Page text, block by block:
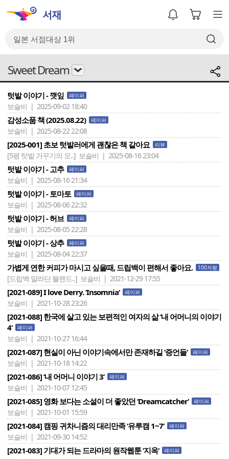
Sweet Dream
텃밭 이야기 - 깻잎 페이퍼
보슬비 | 2025-09-02 18:40
감성소품 책 (2025.08.22) 페이퍼
보슬비 | 2025-08-22 22:08
[2025-001] 초보 텃밭러에게 괜찮은 책 같아요 리뷰
[5평 텃밭 가꾸기의 모..] 보슬비 | 2025-08-16 23:04
텃밭 이야기 - 고추 페이퍼
보슬비 | 2025-08-16 21:34
텃밭 이야기 - 토마토 페이퍼
보슬비 | 2025-08-06 22:32
텃밭 이야기 - 허브 페이퍼
보슬비 | 2025-08-05 22:28
텃밭 이야기 - 상추 페이퍼
보슬비 | 2025-08-04 22:37
가볍게 연한 커피가 마시고 싶을때, 드립백이 편해서 좋아요. 100자평
[드립백 알라딘 블렌드..] 보슬비 | 2021-12-29 17:55
[2021-089] I love Derry. ‘Insomnia‘ 페이퍼
보슬비 | 2021-10-28 23:26
[2021-088] 한국에 살고 있는 보편적인 여자의 삶 ‘내 어머니의 이야기
4‘
페이퍼
보슬비 | 2021-10-27 16:44
[2021-087] 현실이 아닌 이야기속에서만 존재하길 ‘증언들‘ 페이퍼
보슬비 | 2021-10-18 14:22
[2021-086] ‘내 어머니 이야기 3’ 페이퍼
보슬비 | 2021-10-07 12:45
[2021-085] 영화 보다는 소설이 더 좋았던 ‘Dreamcatcher‘ 페이퍼
보슬비 | 2021-10-01 15:59
[2021-084] 캠핑 귀차니즘의 대리만족 ‘유루캠 1~7‘ 페이퍼
보슬비 | 2021-09-30 14:52
[2021-083] 기대가 되는 드라마의 원작웹툰 ‘지옥‘ 페이퍼